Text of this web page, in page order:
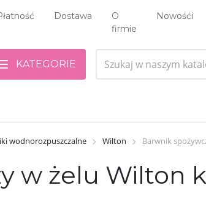
Dostawa
O
firmie
Nowośći
KATEGORIE
wodnorozpuszczalne Wilton Barwnik
w żelu Wilton